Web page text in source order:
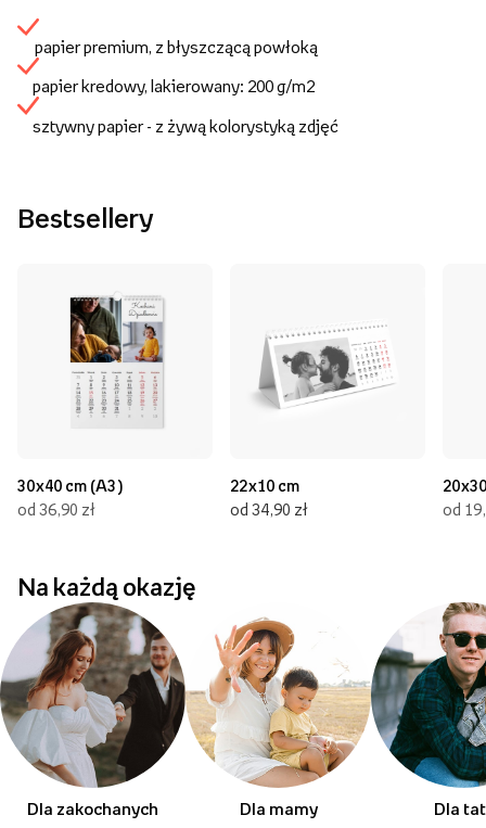
papier premium, z błyszczącą powłoką
papier kredowy, lakierowany: 200 g/m2
sztywny papier - z żywą kolorystyką zdjęć
Bestsellery
30x40 cm (A3)
od 36,90 zł
22x10 cm
od 34,90 zł
od
Na każdą okazję
Dla zakochanych Dla mamy Dla